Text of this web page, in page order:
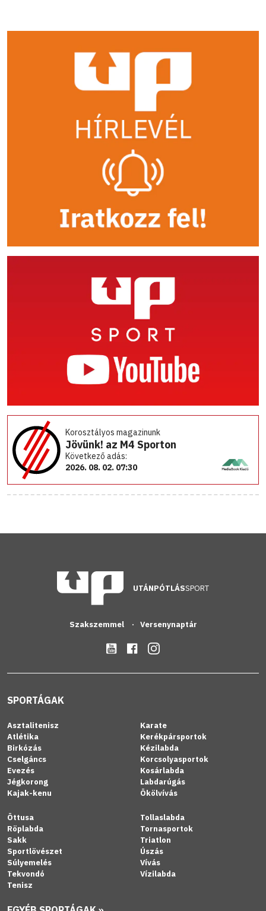
Korosztályos magazinunk
Jövünk! az M4 Sporton
Következő adás:
2026. 08. 02. 07:30
UTÁNPÓTLÁSSPORT
Szakszemmel Versenynaptár
SPORTÁGAK
Asztalitenisz
Atlétika
Birkózás
Cselgáncs
Evezés
Jégkorong
Kajak-kenu
Karate
Kerékpársportok
Kézilabda
Korcsolyasportok
Kosárlabda
Labdarúgás
Ökölvívás
Öttusa
Röplabda
Sakk
Sportlövészet
Súlyemelés
Tekvondó
Tenisz
Tollaslabda
Tornasportok
Triatlon
Úszás
Vívás
Vízilabda